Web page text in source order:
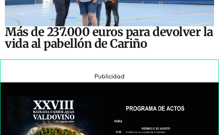
Más de 237.000 euros para devolver la
vida al pabellón de Cariño
Publicidad